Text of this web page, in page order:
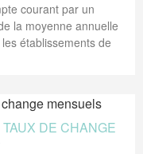
courant par un
la moyenne annuelle
établissements de
DE CHANGE